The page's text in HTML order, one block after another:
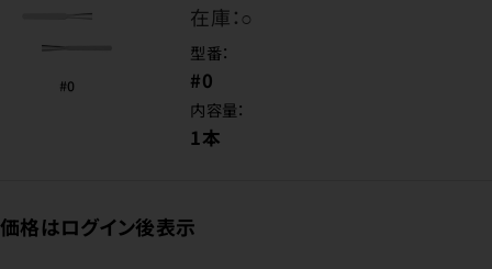
在庫：○
型番：
#0
内容量：
1本
価格はログイン後表示